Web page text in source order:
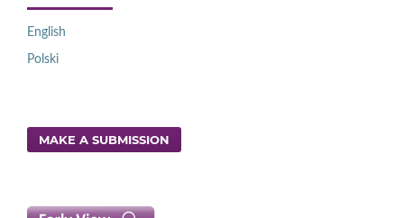
English
Polski
MAKE A SUBMISSION